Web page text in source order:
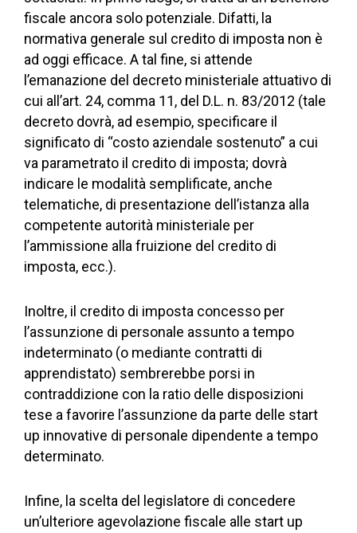
fiscale ancora solo potenziale. Difatti, la
normativa generale sul credito di imposta non è
ad oggi efficace. A tal fine, si attende
l’emanazione del decreto ministeriale attuativo di
cui all’art. 24, comma 11, del D.L. n. 83/2012 (tale
decreto dovrà, ad esempio, specificare il
significato di “costo aziendale sostenuto” a cui
va parametrato il credito di imposta; dovrà
indicare le modalità semplificate, anche
telematiche, di presentazione dell’istanza alla
competente autorità ministeriale per
l’ammissione alla fruizione del credito di
imposta, ecc.).
Inoltre, il credito di imposta concesso per
l’assunzione di personale assunto a tempo
indeterminato (o mediante contratti di
apprendistato) sembrerebbe porsi in
contraddizione con la ratio delle disposizioni
tese a favorire l’assunzione da parte delle start
up innovative di personale dipendente a tempo
determinato.
Infine, la scelta del legislatore di concedere
un’ulteriore agevolazione fiscale alle start up